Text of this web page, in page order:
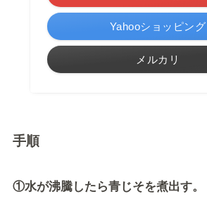
Yahooショッピング
メルカリ
手順
①水が沸騰したら青じそを煮出す。